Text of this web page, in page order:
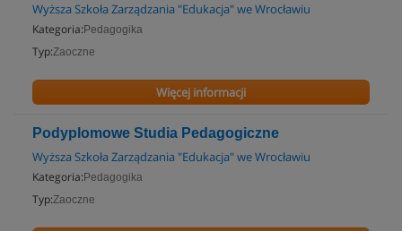
Wyższa Szkoła Zarządzania "Edukacja" we Wrocławiu
Kategoria: Pedagogika
Typ:Zaoczne
Więcej informacji
Podyplomowe Studia Pedagogiczne
Wyższa Szkoła Zarządzania "Edukacja" we Wrocławiu
Kategoria: Pedagogika
Typ:Zaoczne